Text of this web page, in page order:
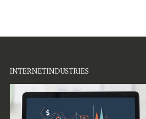
INTERNETINDUSTRIES